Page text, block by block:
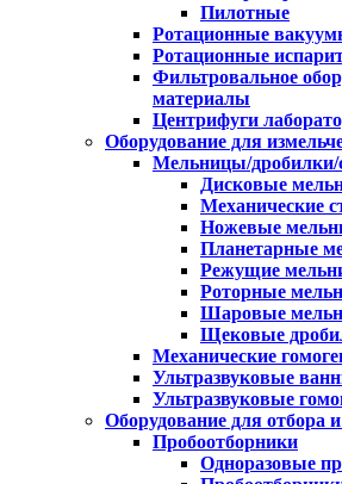
Пилотные
Ротационные
Ротационные
Фильтровальное
материалы
Центрифуги
Оборудование для
Мельницы/дробилки/
Дисковые
Механические
Ножевые
Планетарные
Режущие
Роторные
Шаровые
Щековые
Механические
Ультразвуковые
Ультразвуковые
Оборудование для отбора
Пробоотборники
Одноразовые